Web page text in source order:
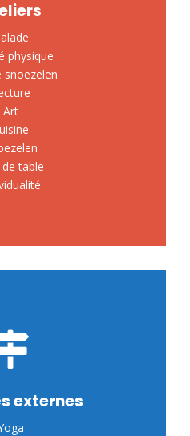
physique
snoezelen
Art
de table
externes